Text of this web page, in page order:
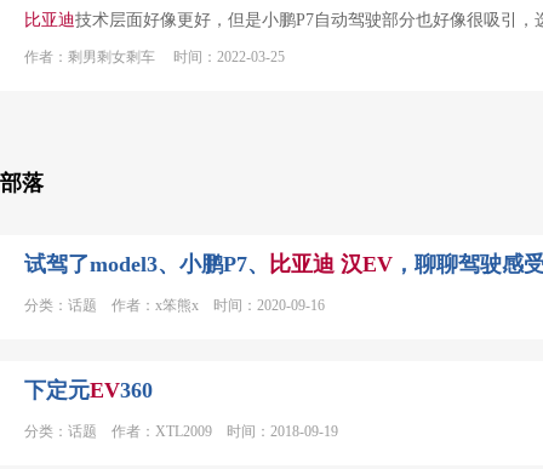
比亚迪技术层面好像更好，但是小鹏P7自动驾驶部分也好像很吸引
作者：剩男剩女剩车 时间：2022-03-25
部落
试驾了model3、小鹏P7、 比亚迪 汉EV ，聊聊驾驶感
分类：话题 作者：x笨熊x 时间：2020-09-16
下定元EV360
分类：话题 作者：XTL2009 时间：2018-09-19